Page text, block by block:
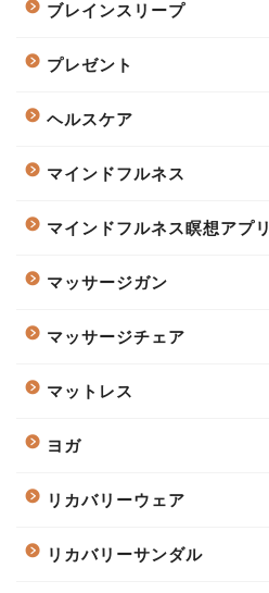
ブレインスリープ
プレゼント
ヘルスケア
マインドフルネス
マインドフルネス瞑想アプリ
マッサージガン
マッサージチェア
マットレス
ヨガ
リカバリーウェア
リカバリーサンダル